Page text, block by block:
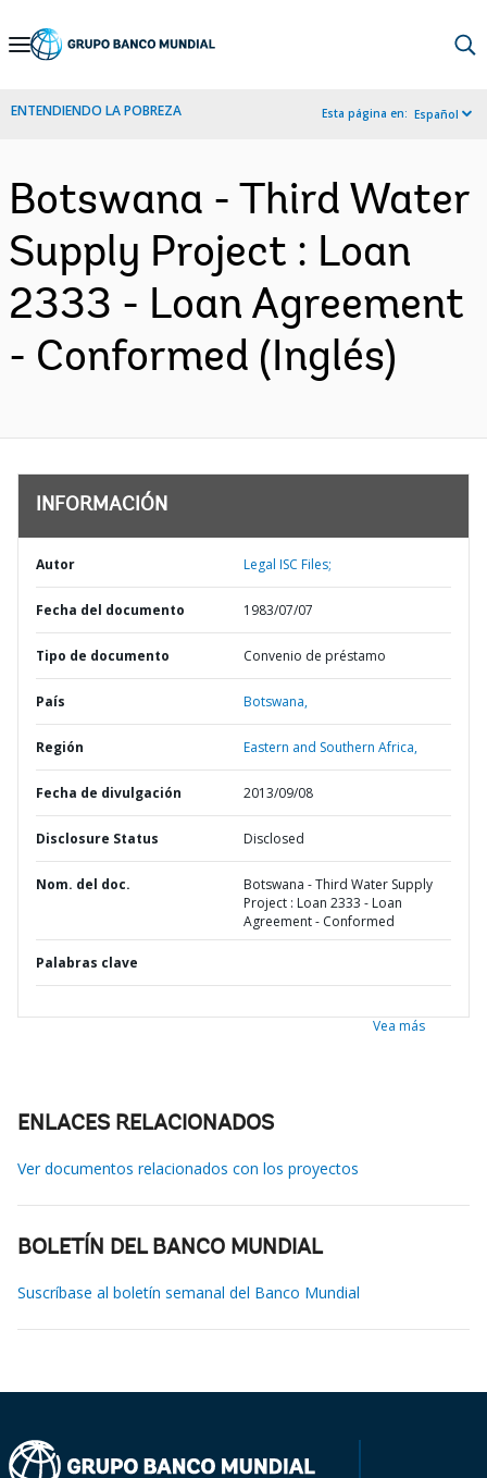
Skip
Navigation
ENTENDIENDO LA POBREZA Esta página en: Español
Botswana - Third Water
Supply Project : Loan
2333 - Loan Agreement
- Conformed (Inglés)
INFORMACIÓN
Autor Legal ISC Files;
Fecha del documento 1983/07/07
Tipo de documento Convenio de préstamo
País Botswana,
Región Eastern and Southern Africa,
Fecha de divulgación 2013/09/08
Disclosure Status Disclosed
Nom. del doc.
Botswana - Third Water Supply
Project : Loan 2333 - Loan
Agreement - Conformed
Palabras clave
Vea más
ENLACES RELACIONADOS
Ver documentos relacionados con los proyectos
BOLETÍN DEL BANCO MUNDIAL
Suscríbase al boletín semanal del Banco Mundial